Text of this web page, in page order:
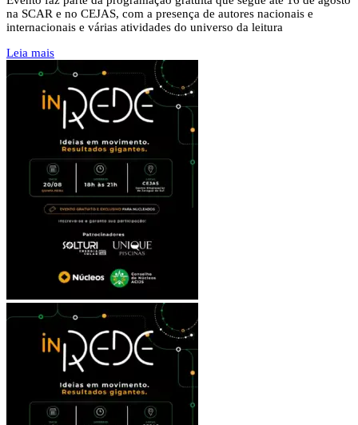
na SCAR e no CEJAS, com a presença de autores nacionais e
internacionais e várias atividades do universo da leitura
Leia mais